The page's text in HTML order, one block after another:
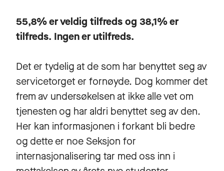
55,8% er veldig tilfreds og 38,1% er
tilfreds. Ingen er utilfreds.
Det er tydelig at de som har benyttet seg av
servicetorget er fornøyde. Dog kommer det
frem av undersøkelsen at ikke alle vet om
tjenesten og har aldri benyttet seg av den.
Her kan informasjonen i forkant bli bedre
og dette er noe Seksjon for
internasjonalisering tar med oss inn i